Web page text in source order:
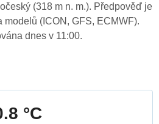
(318 m n. m.). Předpověď je
(ICON, GFS, ECMWF).
dnes v 11:00.
°C